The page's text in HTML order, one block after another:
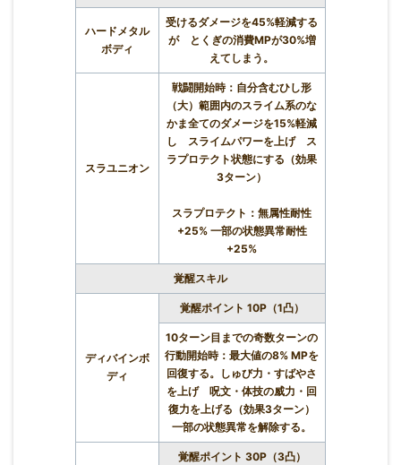
ハードメタル
ボディ
受けるダメージを45%軽減する
が とくぎの消費MPが30%増
えてしまう。
スラユニオン
戦闘開始時：自分含むひし形
（大）範囲内のスライム系のな
かま全てのダメージを15%軽減
し スライムパワーを上げ ス
ラプロテクト状態にする（効果
3ターン）
スラプロテクト：無属性耐性
+25% 一部の状態異常耐性
+25%
覚醒スキル
ディバインボ
ディ
覚醒ポイント 10P（1凸）
10ターン目までの奇数ターンの
行動開始時：最大値の8% MPを
回復する。しゅび力・すばやさ
を上げ 呪文・体技の威力・回
復力を上げる（効果3ターン）
一部の状態異常を解除する。
覚醒ポイント 30P（3凸）